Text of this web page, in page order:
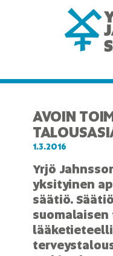
AVOIN
1.3.2016
Yrjö
yksityinen
säätiö.